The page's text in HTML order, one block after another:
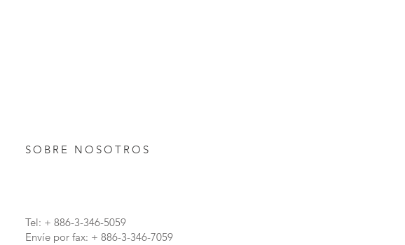
SOBRE NOSOTROS
Tel: + 886-3-346-5059
Envíe por fax: + 886-3-346-7059